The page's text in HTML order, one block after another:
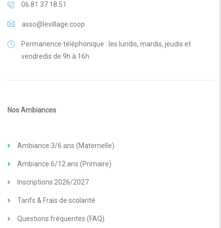
06 81 37 18 51
asso@levillage.coop
Permanence téléphonique : les lundis, mardis, jeudis et
vendredis de 9h à 16h
Nos Ambiances
Ambiance 3/6 ans (Maternelle)
Ambiance 6/12 ans (Primaire)
Inscriptions 2026/2027
Tarifs & Frais de scolarité
Questions fréquentes (FAQ)